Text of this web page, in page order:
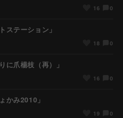
16 0
ステーション」
18 0
に爪楊枝（再）」
16 0
かみ2010」
19 0